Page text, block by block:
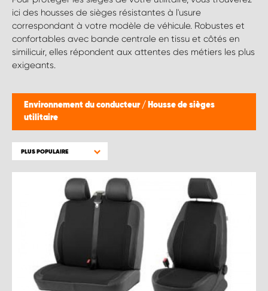
ici des housses de sièges résistantes à l'usure
correspondant à votre modèle de véhicule. Robustes et
confortables avec bande centrale en tissu et côtés en
similicuir, elles répondent aux attentes des métiers les plus
exigeants.
Environnement du conducteur / Housse de sièges
utilitaire
PLUS POPULAIRE